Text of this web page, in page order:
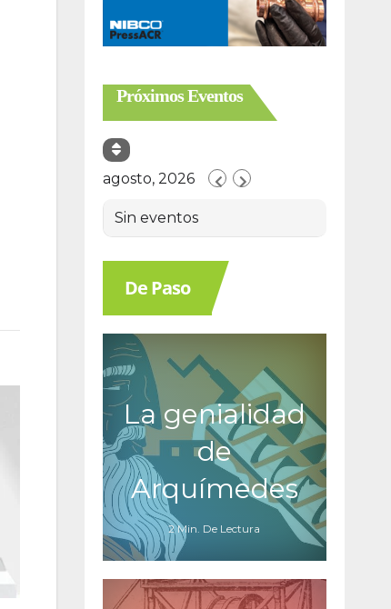
Próximos Eventos
agosto, 2026
Sin eventos
De Paso
La genialidad
de
Arquímedes
2 Min. De Lectura